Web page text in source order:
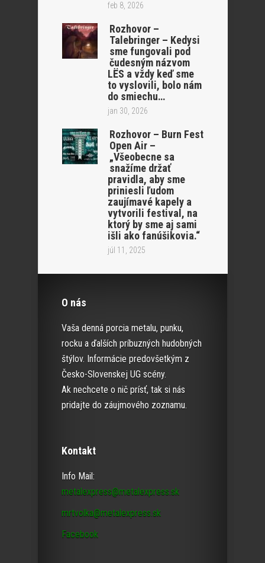
feb 8, 2026
Rozhovor –
Talebringer – Kedysi
sme fungovali pod
čudesným názvom
LËS a vždy keď sme
to vyslovili, bolo nám
do smiechu…
jan 30, 2026
Rozhovor – Burn Fest
Open Air –
„Všeobecne sa
snažíme držať
pravidla, aby sme
priniesli ľudom
zaujímavé kapely a
vytvorili festival, na
ktorý by sme aj sami
išli ako fanúšikovia.“
júl 11, 2025
O nás
Vaša denná porcia metalu, punku,
rocku a ďalších príbuzných hudobných
štýlov. Informácie predovšetkým z
Česko-Slovenskej UG scény.
Ak nechcete o nič prísť, tak si nás
pridajte do záujmového zoznamu.
Kontakt
Info Mail:
metalexpress@metalexpress.sk
mrtvolka@metalexpress.sk
Facebook